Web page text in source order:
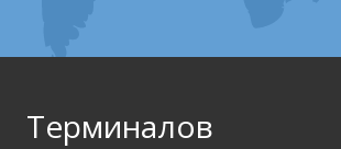
Терминалов